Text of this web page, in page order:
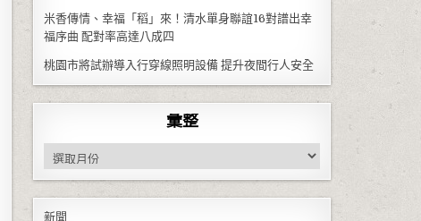
米香傳情、幸福「稻」來！清水單身聯誼16對譜出幸
福序曲 配對率高達八成四
桃園市將試辦導入行穿線照明設備 提升夜間行人安全
彙整
彙整
新聞